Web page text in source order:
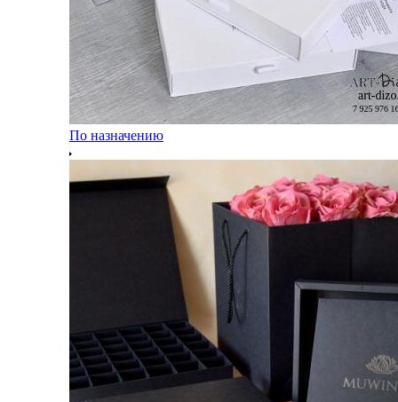
По назначению